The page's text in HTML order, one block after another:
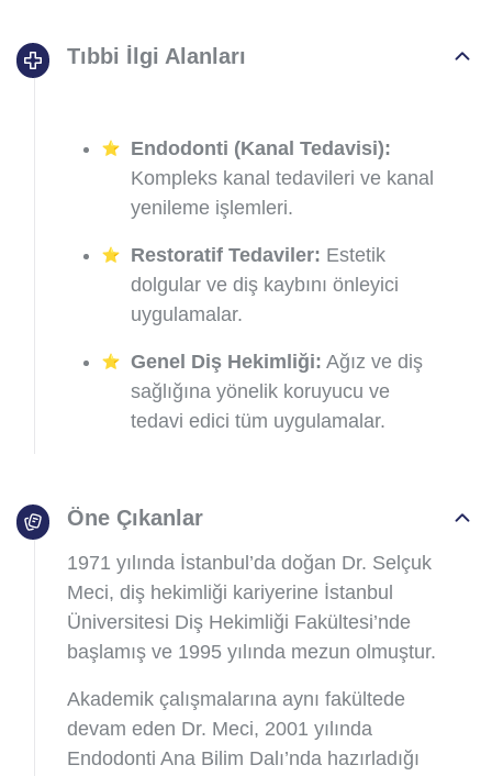
Tıbbi İlgi Alanları
Endodonti (Kanal Tedavisi):
Kompleks kanal tedavileri ve kanal
yenileme işlemleri.
Restoratif Tedaviler: Estetik
dolgular ve diş kaybını önleyici
uygulamalar.
Genel Diş Hekimliği: Ağız ve diş
sağlığına yönelik koruyucu ve
tedavi edici tüm uygulamalar.
Öne Çıkanlar
1971 yılında İstanbul’da doğan Dr. Selçuk
Meci, diş hekimliği kariyerine İstanbul
Üniversitesi Diş Hekimliği Fakültesi’nde
başlamış ve 1995 yılında mezun olmuştur.
Akademik çalışmalarına aynı fakültede
devam eden Dr. Meci, 2001 yılında
Endodonti Ana Bilim Dalı’nda hazırladığı